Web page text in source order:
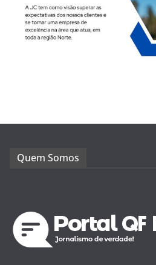
Quem Somos